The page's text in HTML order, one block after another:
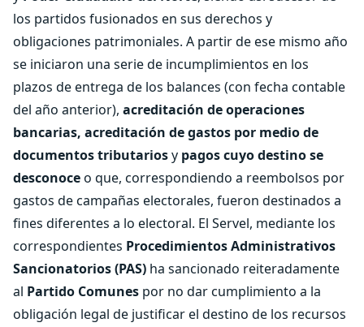
los partidos fusionados en sus derechos y
obligaciones patrimoniales. A partir de ese mismo año
se iniciaron una serie de incumplimientos en los
plazos de entrega de los balances (con fecha contable
del año anterior), acreditación de operaciones
bancarias, acreditación de gastos por medio de
documentos tributariosy pagos cuyo destino se
desconoceo que, correspondiendo a reembolsos por
gastos de campañas electorales, fueron destinados a
fines diferentes a lo electoral. El Servel, mediante los
correspondientes Procedimientos Administrativos
Sancionatorios (PAS) ha sancionado reiteradamente
al Partido Comunes por no dar cumplimiento a la
obligación legal de justificar el destino de los recursos